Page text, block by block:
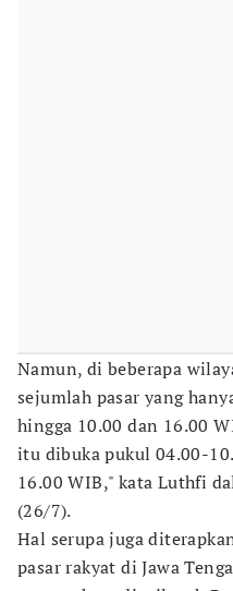
Namun, di beberapa
sejumlah pasar yang
hingga 10.00 dan 16.00
itu dibuka pukul 04.00-
16.00 WIB," kata Luthfi
(26/7).
Hal serupa juga
pasar rakyat di Jawa